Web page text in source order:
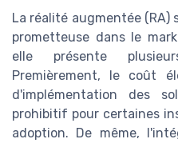
La réalité augmentée
prometteuse dans le
elle présente
Premièrement, le coût
d'implémentation des
prohibitif pour certaines
adoption. De même,